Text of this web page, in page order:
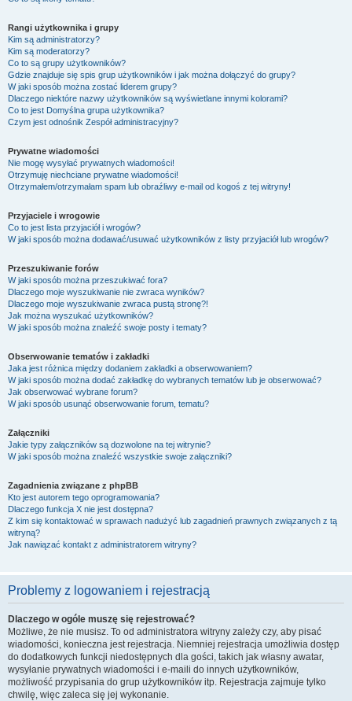
Rangi użytkownika i grupy
Kim są administratorzy?
Kim są moderatorzy?
Co to są grupy użytkowników?
Gdzie znajduje się spis grup użytkowników i jak można dołączyć do grupy?
W jaki sposób można zostać liderem grupy?
Dlaczego niektóre nazwy użytkowników są wyświetlane innymi kolorami?
Co to jest Domyślna grupa użytkownika?
Czym jest odnośnik Zespół administracyjny?
Prywatne wiadomości
Nie mogę wysyłać prywatnych wiadomości!
Otrzymuję niechciane prywatne wiadomości!
Otrzymałem/otrzymałam spam lub obraźliwy e-mail od kogoś z tej witryny!
Przyjaciele i wrogowie
Co to jest lista przyjaciół i wrogów?
W jaki sposób można dodawać/usuwać użytkowników z listy przyjaciół lub wrogów?
Przeszukiwanie forów
W jaki sposób można przeszukiwać fora?
Dlaczego moje wyszukiwanie nie zwraca wyników?
Dlaczego moje wyszukiwanie zwraca pustą stronę?!
Jak można wyszukać użytkowników?
W jaki sposób można znaleźć swoje posty i tematy?
Obserwowanie tematów i zakładki
Jaka jest różnica między dodaniem zakładki a obserwowaniem?
W jaki sposób można dodać zakładkę do wybranych tematów lub je obserwować?
Jak obserwować wybrane forum?
W jaki sposób usunąć obserwowanie forum, tematu?
Załączniki
Jakie typy załączników są dozwolone na tej witrynie?
W jaki sposób można znaleźć wszystkie swoje załączniki?
Zagadnienia związane z phpBB
Kto jest autorem tego oprogramowania?
Dlaczego funkcja X nie jest dostępna?
Z kim się kontaktować w sprawach nadużyć lub zagadnień prawnych związanych z tą
witryną?
Jak nawiązać kontakt z administratorem witryny?
Problemy z logowaniem i rejestracją
Dlaczego w ogóle muszę się rejestrować?
Możliwe, że nie musisz. To od administratora witryny zależy czy, aby pisać
wiadomości, konieczna jest rejestracja. Niemniej rejestracja umożliwia dostęp
do dodatkowych funkcji niedostępnych dla gości, takich jak własny awatar,
wysyłanie prywatnych wiadomości i e-maili do innych użytkowników,
możliwość przypisania do grup użytkowników itp. Rejestracja zajmuje tylko
chwilę, więc zaleca się jej wykonanie.